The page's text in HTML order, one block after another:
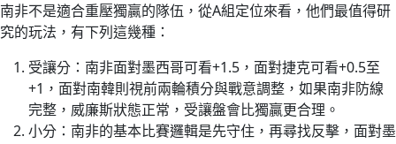
南非不是適合重壓獨贏的隊伍，從A組定位來看，他們最值得研
究的玩法，有下列這幾種：
受讓分：南非面對墨西哥可看+1.5，面對捷克可看+0.5至
+1，面對南韓則視前兩輪積分與戰意調整，如果南非防線
完整，威廉斯狀態正常，受讓盤會比獨贏更合理。
小分：南非的基本比賽邏輯是先守住，再尋找反擊，面對墨